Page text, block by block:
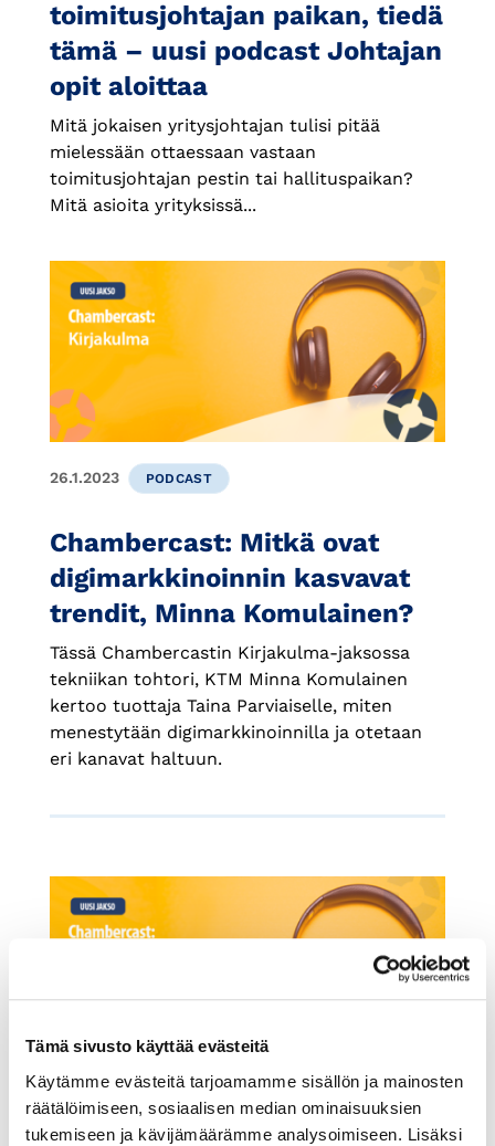
Tämä sivusto käyttää evästeitä
Käytämme evästeitä tarjoamamme sisällön ja mainosten
räätälöimiseen, sosiaalisen median ominaisuuksien
tukemiseen ja kävijämäärämme analysoimiseen. Lisäksi
toimitusjohtajan paikan, tiedä
tämä – uusi podcast Johtajan
opit aloittaa
Mitä jokaisen yritysjohtajan tulisi pitää
mielessään ottaessaan vastaan
toimitusjohtajan pestin tai hallituspaikan?
Mitä asioita yrityksissä...
26.1.2023 PODCAST
Chambercast: Mitkä ovat
digimarkkinoinnin kasvavat
trendit, Minna Komulainen?
Tässä Chambercastin Kirjakulma-jaksossa
tekniikan tohtori, KTM Minna Komulainen
kertoo tuottaja Taina Parviaiselle, miten
menestytään digimarkkinoinnilla ja otetaan
eri kanavat haltuun.
20.1.2023 PODCAST